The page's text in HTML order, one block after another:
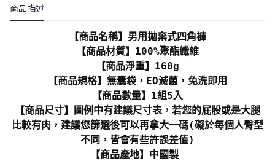
商品描述
【商品名稱】男用拋棄式四角褲
【商品材質】100%聚酯纖維
【商品淨重】160g
【商品規格】無囊袋，EO滅菌，免洗即用
【商品數量】1組5入
【商品尺寸】圖例中有建議尺寸表，若您的屁股或是大腿
比較有肉，建議您篩選後可以再拿大一碼(礙於每個人臀型
不同，皆會有些許誤差值)
【商品產地】中國製